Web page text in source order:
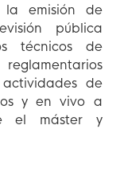
la emisión de
pública
técnicos de
de
y en vivo a
el máster y